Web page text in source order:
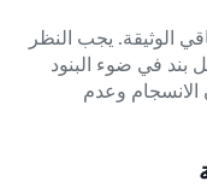
الوثيقة. يجب النظر
بند في ضوء البنود
وعدم